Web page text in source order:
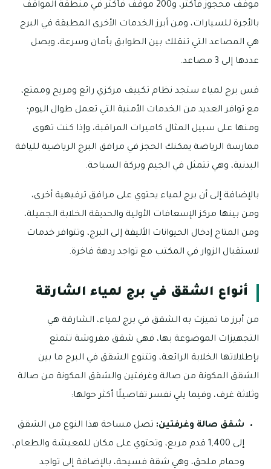
موقف محجوز فأكثر، و200 موقف فأكثر في منطقة المواقف
بالأجرة للسيارات، ومن أبرز الخدمات الأخرى المطبقة في البرج
هي المصاعد التي تنقلك بين الطوابق بأمان وسرعة، ويصل
عددها إلى 3 مصاعد.
قس برج لمياء ستجد نظام تكييف مركزي رائع ومريح وممتع،
مع توافر العديد من الخدمات الأمنية التي تعمل طوال اليوم؛
ومنها على سبيل المثال كاميرات المراقبة، وإذا كنت تهوى
ممارسة الرياضة يمكنك الحجز في مرافق البرج الرياضية للياقة
البدنية، وهي تتمثل في الجيم وبركة السباحة.
بالإضافة إلى أن برج لمياء يحتوي على مرافق ترفيهية أخرى،
ومن بينها مركز الإسعافات الأولية والحديقة الخلابة الجميلة،
ومن المتاح إدخال الحيوانات الأليفة إلى البرج، وتتوافر خدمات
لاستقبال الزوار في المكتب مع تواجد ردهة فاخرة.
أنواع الشقق في برج لمياء الشارقة
من أبرز ما تميزت به الشقق في برج لمياء، الشارقة هي
التجهيزات الموضوعة بها، فهي شقق مفروشة تتمتع
بإطلالاتها الخلابة الرائعة، وتتنوع الشقق في البرج ما بين
الشقق المكونة من صالة وغرفتين والشقق المكونة من صالة
وثلاثة غرف، وفيما يلي نفسر تفاصيلًا أكثر حولها:
شقق صالة وغرفتين: تصل مساحة هذا النوع من الشقق
إلى 1,400 قدم مربع، وتحتوي على مكان للمعيشة والطعام،
وحمام ملحق، وهي شقة فسيحة، بالإضافة إلى تواجد